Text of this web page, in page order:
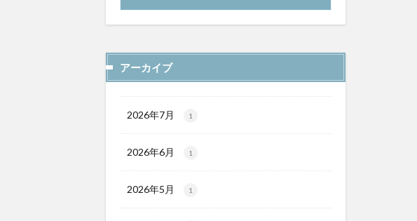
アーカイブ
2026年7月 1
2026年6月 1
2026年5月 1